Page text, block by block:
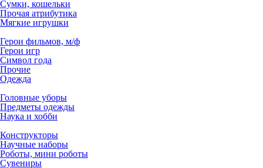
Сумки, кошельки
Прочая атрибутика
Мягкие игрушки
Герои фильмов, м/ф
Герои игр
Символ года
Прочие
Одежда
Головные уборы
Предметы одежды
Наука и хобби
Конструкторы
Научные наборы
Роботы, мини роботы
Сувениры